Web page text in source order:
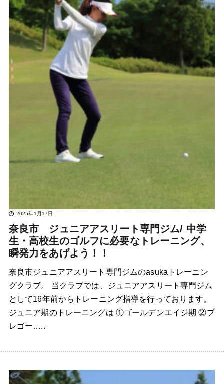
2025年1月17日
奈良市 ジュニアアスリート専門ジム/ 中学
生・高校生のゴルフに必要なトレーニング、
瞬発力をあげよう！！
奈良市ジュニアアスリート専門ジムのasukaトレーニン
グクラブ。 当クラブでは、ジュニアアスリート専門ジム
として16年前からトレーニング指導を行っております。
ジュニア期のトレーニングは ①ゴールデンエイジ期 ②プ
レゴー…..